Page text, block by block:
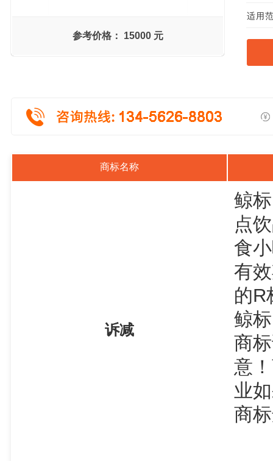
参考价格： 15000 元
适用
商标名称
诉减
鲸
点
食
有
的R
鲸
商
意
业
商